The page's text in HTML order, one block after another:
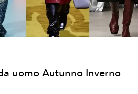
uomo Autunno Inverno